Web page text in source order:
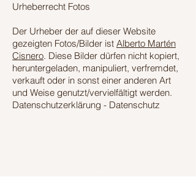
Urheberrecht Fotos
Der Urheber der auf dieser Website
gezeigten Fotos/Bilder ist Alberto Martén
Cisnero. Diese Bilder dürfen nicht kopiert,
heruntergeladen, manipuliert, verfremdet,
verkauft oder in sonst einer anderen Art
und Weise genutzt/vervielfältigt werden.
Datenschutzerklärung - Datenschutz